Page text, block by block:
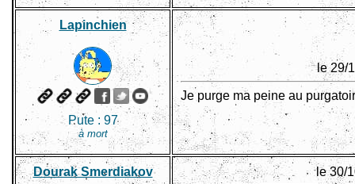
Lapinchien
Pute : 97
à mort
le 29/
Je purge ma peine au
Dourak Smerdiakov le 30/